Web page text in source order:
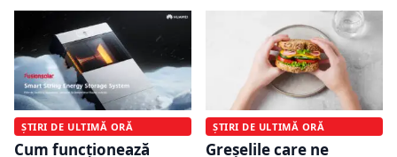
ȘTIRI DE ULTIMĂ ORĂ
Cum funcționează
ȘTIRI DE ULTIMĂ ORĂ
Greșelile care ne